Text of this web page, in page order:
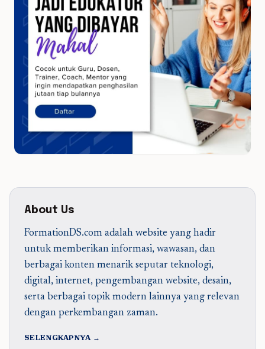
About Us
FormationDS.com adalah website yang hadir
untuk memberikan informasi, wawasan, dan
berbagai konten menarik seputar teknologi,
digital, internet, pengembangan website, desain,
serta berbagai topik modern lainnya yang relevan
dengan perkembangan zaman.
SELENGKAPNYA →